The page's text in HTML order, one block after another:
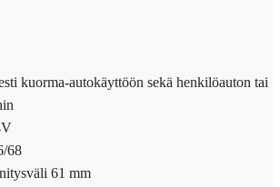
kuorma-autokäyttöön sekä henkilöauton tai
68
61 mm